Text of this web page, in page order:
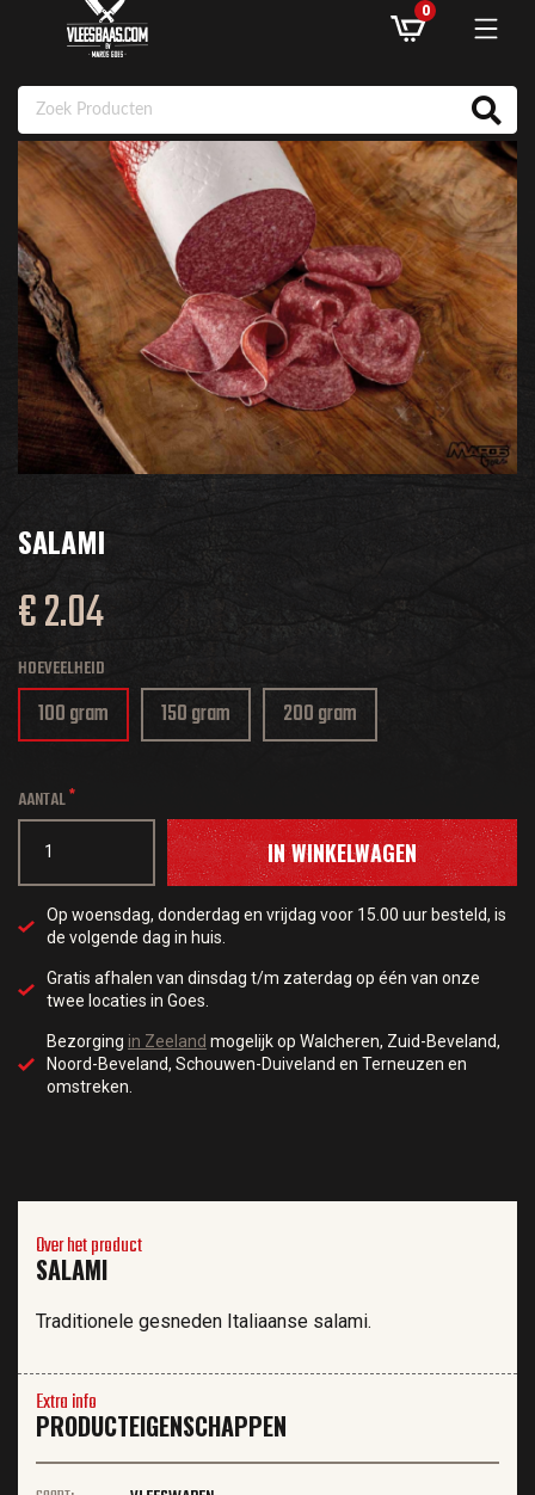
ASSORTIMENT
AANBIEDINGEN
RECEPTEN
KLANTENSERVICE
INLOGGEN
0
SALAMI
€ 2.04
HOEVEELHEID
100 gram 150 gram 200 gram
AANTAL
IN WINKELWAGEN
Op woensdag, donderdag en vrijdag voor 15.00 uur besteld, is
de volgende dag in huis.
Gratis afhalen van dinsdag t/m zaterdag op één van onze
twee locaties in Goes.
Bezorging in Zeeland mogelijk op Walcheren, Zuid-Beveland,
Noord-Beveland, Schouwen-Duiveland en Terneuzen en
omstreken.
Over het product
SALAMI
Traditionele gesneden Italiaanse salami.
Extra info
PRODUCTEIGENSCHAPPEN